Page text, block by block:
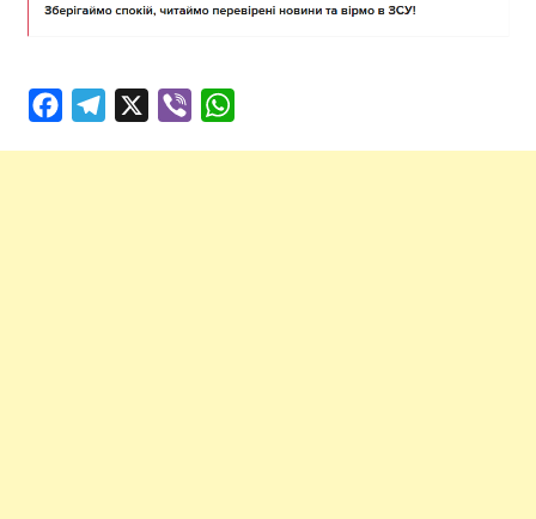
FacebookTelegram Viber